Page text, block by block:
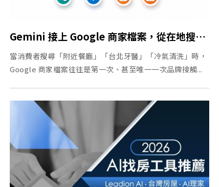
Gemini 接上 Google 商家檔案，從在地搜尋、GEO 到 Gemini 商家筆記本
當消費者搜尋「附近餐廳」「台北牙醫」「冷氣清洗」時，
Google 商家檔案往往是第一次、甚至唯一一次品牌接觸...